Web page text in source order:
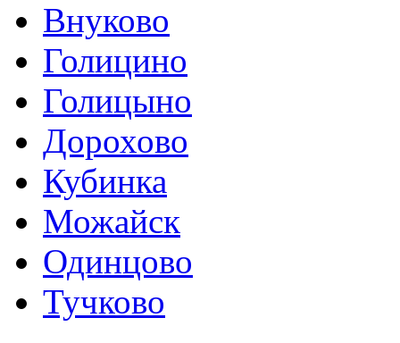
Внуково
Голицино
Голицыно
Дорохово
Кубинка
Можайск
Одинцово
Тучково